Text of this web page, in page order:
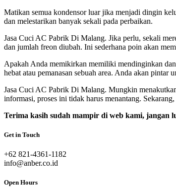
Matikan semua kondensor luar jika menjadi dingin
dan melestarikan banyak sekali pada perbaikan.
Jasa Cuci AC Pabrik Di Malang. Jika perlu, sekali
dan jumlah freon diubah. Ini sederhana poin akan
Apakah Anda memikirkan memiliki mendinginkan
hebat atau pemanasan sebuah area. Anda akan
Jasa Cuci AC Pabrik Di Malang. Mungkin
informasi, proses ini tidak harus menantang.
Terima kasih sudah mampir di web kami, jangan
Get in Touch
‎+62 821-4361-1182
info@anber.co.id
Open Hours